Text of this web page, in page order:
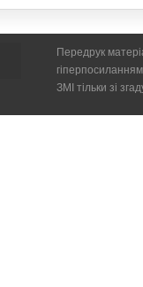
Передрук
ЗМІ тільки зі